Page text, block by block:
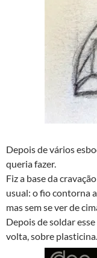
Depois de vários
queria fazer.
Fiz a base da
usual: o fio contorna
mas sem se ver de
Depois de soldar
volta, sobre plasticina.